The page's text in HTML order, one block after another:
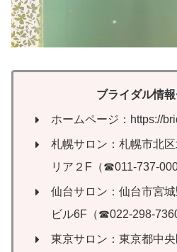
ブライダル情
ホームページ：https://
札幌サロン：札幌市北
リア２F（☎011-737-
仙台サロン：仙台市宮
ビル6F（☎022-298-7360
東京サロン：東京都中